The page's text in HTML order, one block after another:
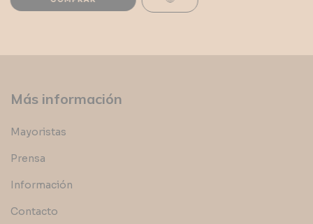
Más información
Mayoristas
Prensa
Información
Contacto